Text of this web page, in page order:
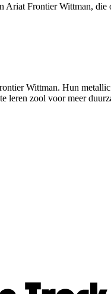
Ariat Frontier Wittman, die
Wittman. Hun
leren zool voor meer